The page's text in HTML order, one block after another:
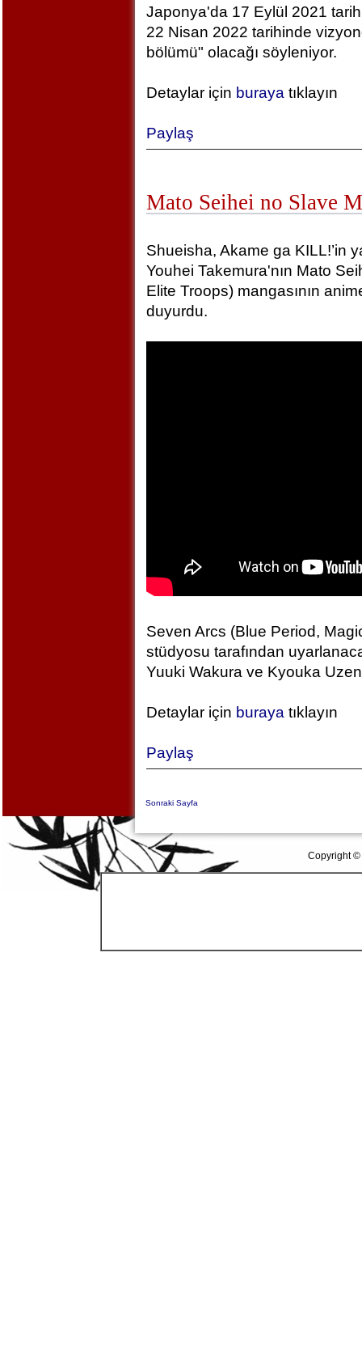
Japonya'da 17 Eylül 2021
22 Nisan 2022 tarihinde
bölümü" olacağı söyleniyor.
Detaylar için buraya tıklayın
Paylaş
Mato Seihei no Slave
Shueisha, Akame ga KILL!’in
Youhei Takemura'nın Mato
Elite Troops) mangasının
duyurdu.
Seven Arcs (Blue Period,
stüdyosu tarafından
Yuuki Wakura ve Kyouka
Detaylar için buraya tıklayın
Paylaş
Sonraki Sayfa
Copyright ©